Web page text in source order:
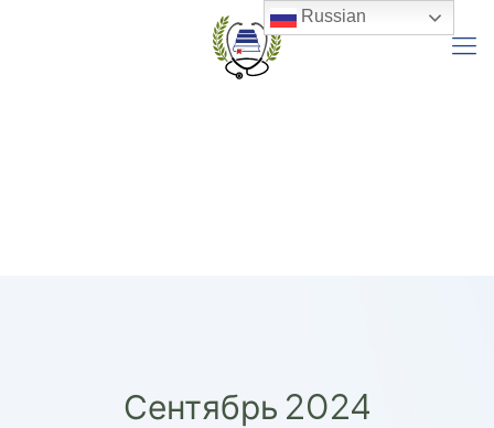
Сентябрь 2024
Russian